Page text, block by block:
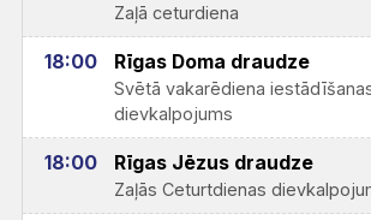
Zaļā ceturdiena
18:00 Rīgas Doma draudze
Svētā vakarēdiena
dievkalpojums
18:00 Rīgas Jēzus draudze
Zaļās Ceturtdienas